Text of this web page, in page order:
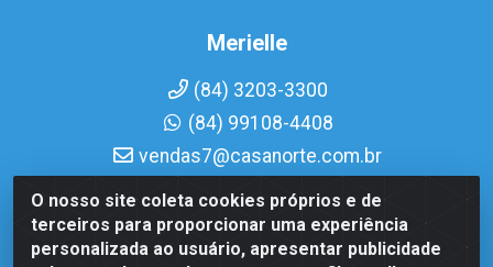
O nosso site coleta cookies próprios e de
terceiros para proporcionar uma experiência
personalizada ao usuário, apresentar publicidade
Merielle
(84) 3203-3300
(84) 99108-4408
vendas7@casanorte.com.br
Casa Norte LTDA - Av. Interventor Mário Câmara, 1815 -
Dix-Sept Rosado, Natal/RN - CEP 59054-600 - CNPJ
08.713.513/0001-51